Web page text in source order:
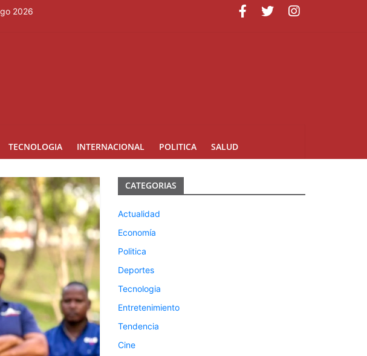
2026
TECNOLOGIA INTERNACIONAL POLITICA SALUD
CATEGORIAS
Actualidad
Economía
Politica
Deportes
Tecnologia
Entretenimiento
Tendencia
Cine